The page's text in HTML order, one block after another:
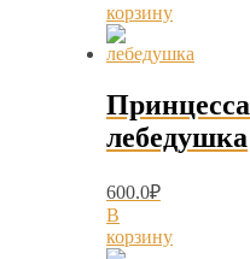
корзину
Принцесса
лебедушка
600.0₽
В
корзину